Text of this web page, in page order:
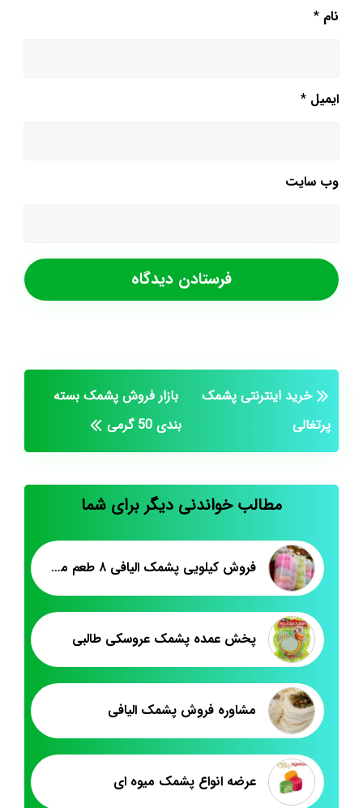
نام *
ایمیل *
وب‌ سایت
خرید اینترنتی پشمک
پرتغالی
بازار فروش پشمک بسته
بندی 50 گرمی
مطالب خواندنی دیگر برای شما
فروش کیلویی پشمک الیافی ۸ طعم میوه ای
پخش عمده پشمک عروسکی طالبی
مشاوره فروش پشمک الیافی
عرضه انواع پشمک میوه ای